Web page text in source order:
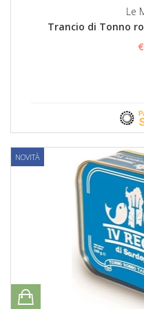
Le
Trancio di Tonno
NOVITÀ